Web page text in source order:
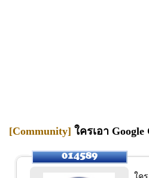
[Community] ใครเอา